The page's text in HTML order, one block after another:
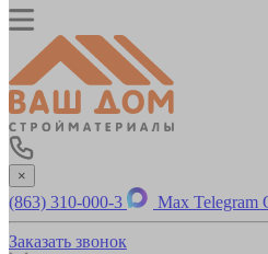
×
(863) 310-000-3 Max Telegram
Заказать звонок